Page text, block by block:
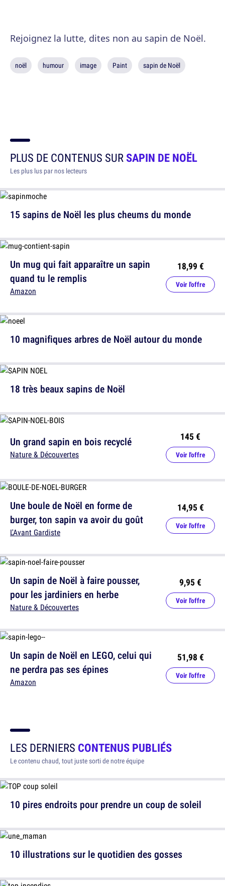
Rejoignez la lutte, dites non au sapin de Noël.
noël humour image Paint sapin de Noël
PLUS DE CONTENUS SURSAPIN DE NOËL
Les plus lus par nos lecteurs
15 sapins de Noël les plus cheums du monde
10 magnifiques arbres de Noël autour du monde
Un grand sapin en bois recyclé
Nature & Découvertes
145 €
Voir l'offre
Un sapin de Noël en LEGO, celui qui
ne perdra pas ses épines
Amazon
51,98 €
Voir l'offre
Un mug qui fait apparaître un sapin
quand tu le remplis
Amazon
18,99 €
Voir l'offre
18 très beaux sapins de Noël
Une boule de Noël en forme de
burger, ton sapin va avoir du goût
L'Avant Gardiste
14,95 €
Voir l'offre
Un sapin de Noël à faire pousser,
pour les jardiniers en herbe
Nature & Découvertes
9,95 €
Voir l'offre
LES DERNIERS CONTENUS PUBLIÉS
Le contenu chaud, tout juste sorti de notre équipe
10 pires endroits pour prendre un coup de soleil
10 illustrations sur le quotidien des gosses